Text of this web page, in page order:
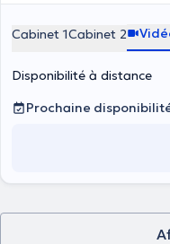
Cabinet 1Cabinet 2
Disponibilité à distance
Prochaine